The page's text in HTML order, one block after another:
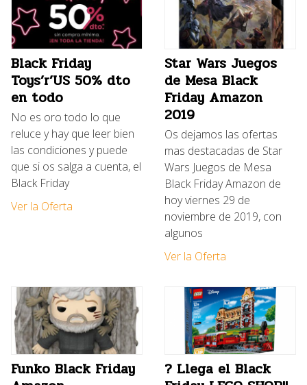
Black Friday
Toys’r’US 50% dto
en todo
No es oro todo lo que
reluce y hay que leer bien
las condiciones y puede
que si os salga a cuenta, el
Black Friday
Ver la Oferta
Star Wars Juegos
de Mesa Black
Friday Amazon
2019
Os dejamos las ofertas
mas destacadas de Star
Wars Juegos de Mesa
Black Friday Amazon de
hoy viernes 29 de
noviembre de 2019, con
algunos
Ver la Oferta
Funko Black Friday
? Llega el Black